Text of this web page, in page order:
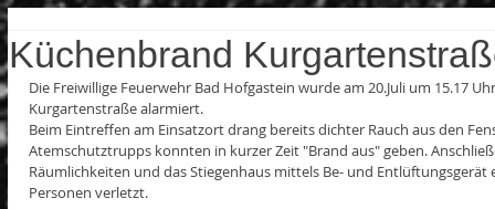
Küchenbrand
Die Freiwillige Feuerwehr Bad Hofgastein wurde am 20.Juli um 15.17
Kurgartenstraße alarmiert.
Beim Eintreffen am Einsatzort drang bereits dichter Rauch aus den
Atemschutztrupps konnten in kurzer Zeit "Brand aus" geben.
Räumlichkeiten und das Stiegenhaus mittels Be- und
Personen verletzt.